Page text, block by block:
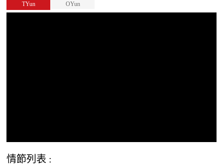
TYun
OYun
情節列表 :